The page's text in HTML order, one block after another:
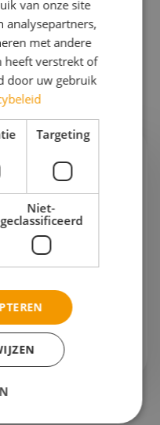
of vraag direct online
vrijblijvend voor je
de puntjes te regelen.
aan
& Finance
van onze site
analysepartners,
met andere
heeft verstrekt of
door uw gebruik
Targeting
Niet-
geclassificeerd